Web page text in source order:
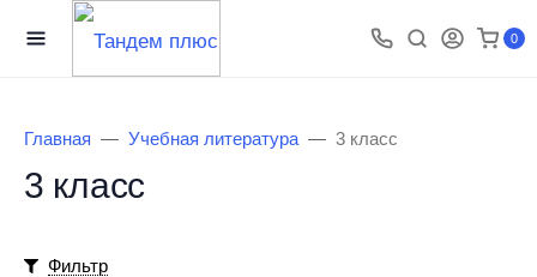
0
Главная Учебная литература 3 класс
3 класс
Фильтр